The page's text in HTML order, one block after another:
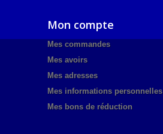
Mon compte
Mes commandes
Mes avoirs
Mes adresses
Mes informations personnelles
Mes bons de réduction